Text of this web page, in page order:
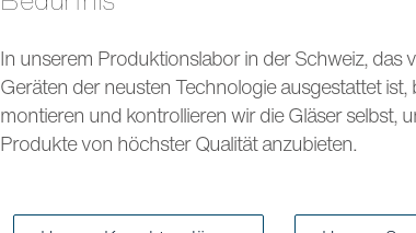
In unserem Produktionslabor in der Schweiz, das
Geräten der neusten Technologie ausgestattet ist,
montieren und kontrollieren wir die Gläser selbst,
Produkte von höchster Qualität anzubieten.